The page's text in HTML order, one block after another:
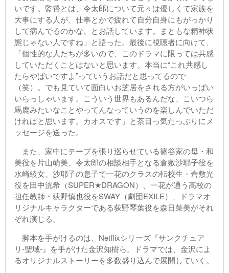
いです。監督とは、令太郎について元々は優しくて家族を
大事にする人が、仕事とかで疲れて自分自身にもがっかり
して病んでるのかな、とお話しています。まともな精神状
態じゃない人ですね」と語った。最後に視聴者に向けて、
「個性的な人たちが多いので、このドラマに限っては共感
していただくことはないと思います。本当に“これ共感し
たらやばいですよ”っていうお話だと思ってるので
（笑）。でも見ていて面白いお芝居をされる方がいっぱい
いらっしゃいます。こういう世界もあるんだな、こいつら
馬鹿みたいなことやってんなっていうのを楽しんでいただ
ければと思います。カオスです」と茶目っ気たっぷりにメ
ッセージを送った。
また、家中にテープを張り巡らせている篠谷家の母・和
美役を片山萌美、令太郎の相談相手となる倉敷沙耶子役を
水崎綾女、沙耶子の息子で一花のクラスの転校生・倉敷光
役を田中洸希（SUPER★DRAGON）、一花が通う高校の
担任教師・荻野慎也役をSWAY（劇団EXILE）、ドラマオ
リジナルキャラクターである荻野琴葉役を森日菜美がそれ
ぞれ演じる。
脚本を手がけるのは、Netflixシリーズ『サンクチュア
リ-聖域-』を手がけた金沢知樹ら。ドラマでは、金沢によ
るオリジナルストーリーを多数盛り込んで展開していく。